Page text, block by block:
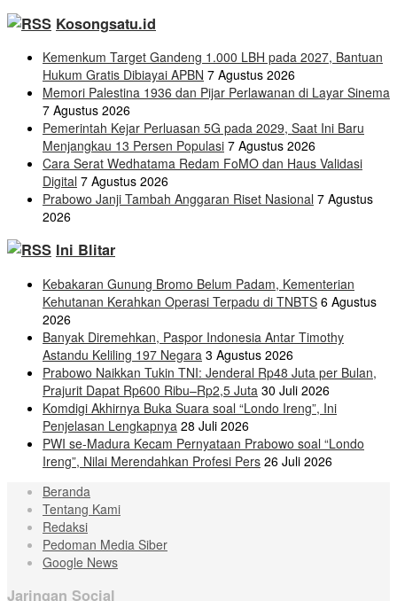
Kosongsatu.id
Kemenkum Target Gandeng 1.000 LBH pada 2027, Bantuan
Hukum Gratis Dibiayai APBN 7 Agustus 2026
Memori Palestina 1936 dan Pijar Perlawanan di Layar Sinema
7 Agustus 2026
Pemerintah Kejar Perluasan 5G pada 2029, Saat Ini Baru
Menjangkau 13 Persen Populasi 7 Agustus 2026
Cara Serat Wedhatama Redam FoMO dan Haus Validasi
Digital 7 Agustus 2026
Prabowo Janji Tambah Anggaran Riset Nasional 7 Agustus
2026
Ini Blitar
Kebakaran Gunung Bromo Belum Padam, Kementerian
Kehutanan Kerahkan Operasi Terpadu di TNBTS 6 Agustus
2026
Banyak Diremehkan, Paspor Indonesia Antar Timothy
Astandu Keliling 197 Negara 3 Agustus 2026
Prabowo Naikkan Tukin TNI: Jenderal Rp48 Juta per Bulan,
Prajurit Dapat Rp600 Ribu–Rp2,5 Juta 30 Juli 2026
Komdigi Akhirnya Buka Suara soal “Londo Ireng”, Ini
Penjelasan Lengkapnya 28 Juli 2026
PWI se-Madura Kecam Pernyataan Prabowo soal “Londo
Ireng”, Nilai Merendahkan Profesi Pers 26 Juli 2026
Beranda
Tentang Kami
Redaksi
Pedoman Media Siber
Google News
Jaringan Social